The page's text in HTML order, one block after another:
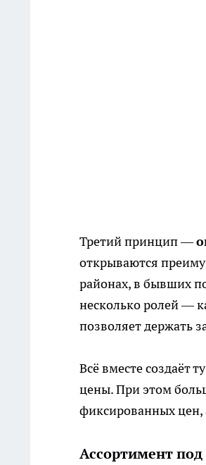
Третий принцип —
открываются
районах, в бывших
несколько ролей —
позволяет держать
Всё вместе создаёт
цены. При этом
фиксированных цен,
Ассортимент